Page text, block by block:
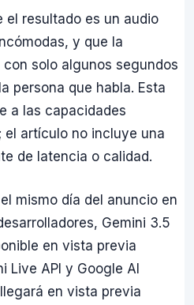
el resultado es un audio
y que la
solo algunos segundos
persona que habla. Esta
a las capacidades
el artículo no incluye una
de latencia o calidad.
mismo día del anuncio en
Gemini 3.5
en vista previa
Live API y Google AI
en vista previa